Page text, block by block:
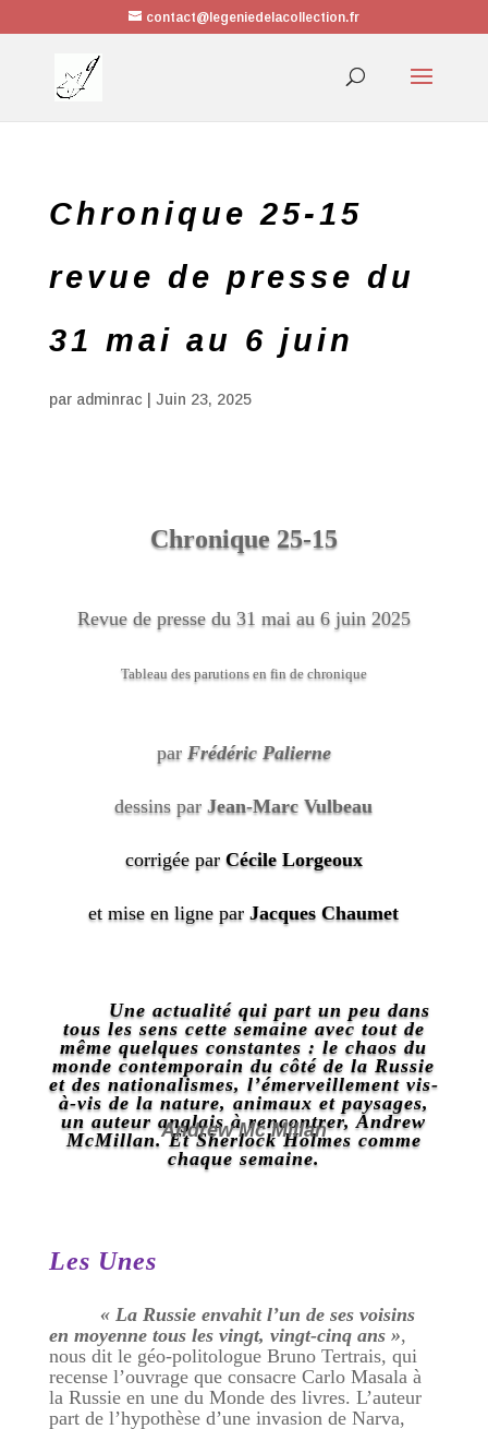
contact@legeniedelacollection.fr
Chronique 25-15
revue de presse du
31 mai au 6 juin
par adminrac Juin 23, 2025
Chronique 25-15
Revue de presse du 31 mai au 6 juin 2025
Tableau des parutions en fin de chronique
par Frédéric Palierne
dessins parJean-Marc Vulbeau
corrigée par Cécile Lorgeoux
et mise en ligne parJacques Chaumet
Une actualité qui part un peu dans
tous les sens cette semaine avec tout de
même quelques constantes : le chaos du
monde contemporain du côté de la Russie
et des nationalismes, l’émerveillement vis-
à-vis de la nature, animaux et paysages,
un auteur anglais à rencontrer, Andrew
McMillan. Et Sherlock Holmes comme
chaque semaine.
Andrew Mc Millan
Les Unes
« La Russie envahit l’un de ses voisins
en moyenne tous les vingt, vingt-cinq ans »,
nous dit le géo-politologue Bruno Tertrais, qui
recense l’ouvrage que consacre Carlo Masala à
la Russie en une du Monde des livres. L’auteur
part de l’hypothèse d’une invasion de Narva,